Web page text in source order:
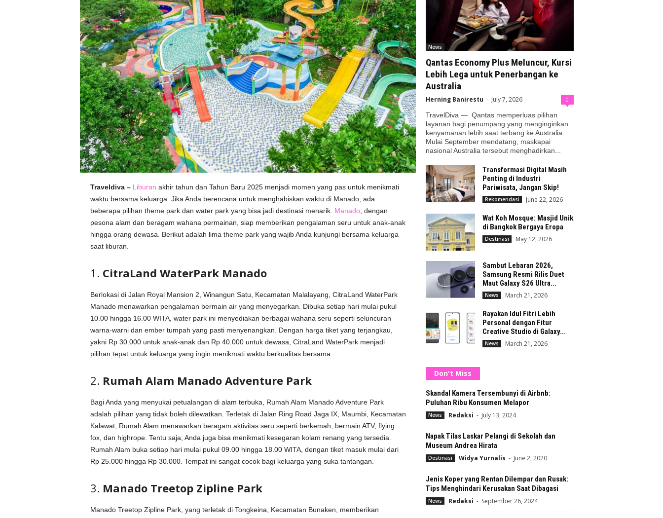
Traveldiva – Liburan akhir tahun dan Tahun Baru 2025 menjadi momen yang pas untuk menikmati
waktu bersama keluarga. Jika Anda berencana untuk menghabiskan waktu di Manado, ada
beberapa pilihan theme park dan water park yang bisa jadi destinasi menarik. Manado, dengan
pesona alam dan beragam wahana permainan, siap memberikan pengalaman seru untuk anak-anak
hingga orang dewasa. Berikut adalah lima theme park yang wajib Anda kunjungi bersama keluarga
saat liburan.
1. CitraLand WaterPark Manado
Berlokasi di Jalan Royal Mansion 2, Winangun Satu, Kecamatan Malalayang, CitraLand WaterPark
Manado menawarkan pengalaman bermain air yang menyegarkan. Dibuka setiap hari mulai pukul
10.00 hingga 16.00 WITA, water park ini menyediakan berbagai wahana seru seperti seluncuran
warna-warni dan ember tumpah yang pasti menyenangkan. Dengan harga tiket yang terjangkau,
yakni Rp 30.000 untuk anak-anak dan Rp 40.000 untuk dewasa, CitraLand WaterPark menjadi
pilihan tepat untuk keluarga yang ingin menikmati waktu berkualitas bersama.
2. Rumah Alam Manado Adventure Park
Bagi Anda yang menyukai petualangan di alam terbuka, Rumah Alam Manado Adventure Park
adalah pilihan yang tidak boleh dilewatkan. Terletak di Jalan Ring Road Jaga IX, Maumbi, Kecamatan
Kalawat, Rumah Alam menawarkan beragam aktivitas seru seperti berkemah, bermain ATV, flying
fox, dan highrope. Tentu saja, Anda juga bisa menikmati kesegaran kolam renang yang tersedia.
Rumah Alam buka setiap hari mulai pukul 09.00 hingga 18.00 WITA, dengan tiket masuk mulai dari
Rp 25.000 hingga Rp 30.000. Tempat ini sangat cocok bagi keluarga yang suka tantangan.
3. Manado Treetop Zipline Park
Manado Treetop Zipline Park, yang terletak di Tongkeina, Kecamatan Bunaken, memberikan
News
Qantas Economy Plus Meluncur, Kursi
Lebih Lega untuk Penerbangan ke
Australia
Herning Banirestu - July 7, 2026 0
TravelDiva — Qantas memperluas pilihan
layanan bagi penumpang yang menginginkan
kenyamanan lebih saat terbang ke Australia.
Mulai September mendatang, maskapai
nasional Australia tersebut menghadirkan...
Transformasi Digital Masih
Penting di Industri
Pariwisata, Jangan Skip!
Rekomendasi June 22, 2026
Wat Koh Mosque: Masjid Unik
di Bangkok Bergaya Eropa
Destinasi May 12, 2026
Sambut Lebaran 2026,
Samsung Resmi Rilis Duet
Maut Galaxy S26 Ultra...
News March 21, 2026
Rayakan Idul Fitri Lebih
Personal dengan Fitur
Creative Studio di Galaxy...
News March 21, 2026
Don't Miss
Skandal Kamera Tersembunyi di Airbnb:
Puluhan Ribu Konsumen Melapor
News Redaksi - July 13, 2024
Napak Tilas Laskar Pelangi di Sekolah dan
Museum Andrea Hirata
Destinasi Widya Yurnalis - June 2, 2020
Jenis Koper yang Rentan Dilempar dan Rusak:
Tips Menghindari Kerusakan Saat Dibagasi
News Redaksi - September 26, 2024